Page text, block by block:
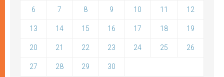
6 7 8 9 10 11 12
13 14 15 16 17 18 19
20 21 22 23 24 25 26
27 28 29 30